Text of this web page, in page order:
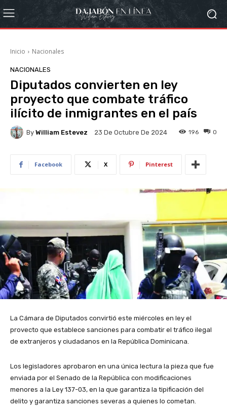
Inicio Nacionales
NACIONALES
Diputados convierten en ley
proyecto que combate tráfico
ilícito de inmigrantes en el país
By William Estevez 23 De Octubre De 2024 0
196
Facebook X Pinterest
La Cámara de Diputados convirtió este miércoles en ley el
provecto que establece sanciones para combatir el tráfico ilegal
de extranjeros y ciudadanos en la República Dominicana.
Los legisladores aprobaron en una única lectura la pieza que fue
enviada por el Senado de la República con modificaciones
menores a la Ley 137-03, en la que garantiza la tipificación del
delito y garantiza sanciones severas a quienes lo cometan.